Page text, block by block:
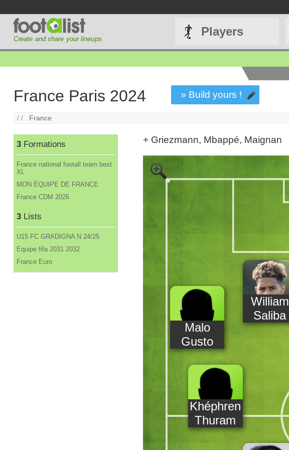
Create and share your lineups
Players
France Paris 2024 » Build yours !
/ / France
3 Formations
France national footall team best
XL
MON ÉQUIPE DE FRANCE
France CDM 2026
3 Lists
U15 FC GRADIGNA N 24/25
Equipe fifa 2031 2032
France Euro
+ Griezmann, Mbappé, Maignan
Malo
Gusto
William
Saliba
Khéphren
Thuram